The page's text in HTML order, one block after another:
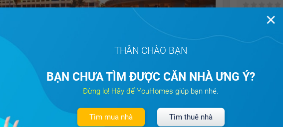
Lộc Phát Corp, về đêm, con phố ẩm thực thêm nhộn nhịp khi
✕
THÂN CHÀO BẠN
BẠN CHƯA TÌM ĐƯỢC CĂN NHÀ ƯNG Ý?
Đừng lo! Hãy để YouHomes giúp bạn nhé.
Tìm mua nhà Tìm thuê nhà